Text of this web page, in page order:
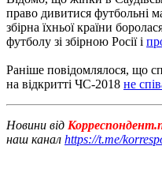
право дивитися футбольні
збірна їхньої країни
футболу зі збірною Росії і
Раніше повідомлялося, що
на відкритті ЧС-2018 не
Новини від
наш канал https://t.me/